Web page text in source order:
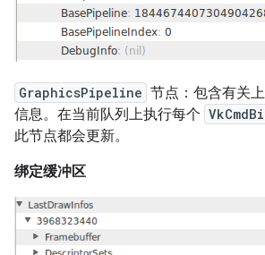
GraphicsPipeline 节点：包含有关
信息。在当前队列上执行每个
此节点都会更新。
绑定缓冲区